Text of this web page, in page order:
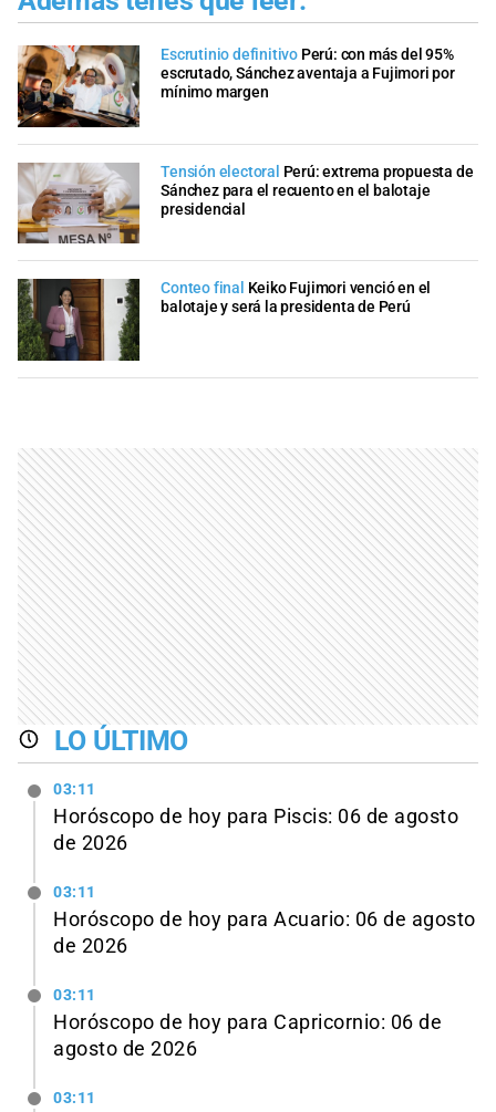
Escrutinio definitivo Perú: con más del 95%
escrutado, Sánchez aventaja a Fujimori por
mínimo margen
Tensión electoral Perú: extrema propuesta de
Sánchez para el recuento en el balotaje
presidencial
Conteo final Keiko Fujimori venció en el
balotaje y será la presidenta de Perú
LO ÚLTIMO
03:11
Horóscopo de hoy para Piscis: 06 de agosto
de 2026
03:11
Horóscopo de hoy para Acuario: 06 de agosto
de 2026
03:11
Horóscopo de hoy para Capricornio: 06 de
agosto de 2026
03:11